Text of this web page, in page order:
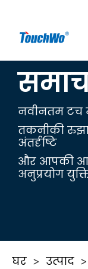
नवीनतम टच
तकनीकी
अंतर्दृष्टि
और आपकी
अनुप्रयोग
घर > उत्पाद >